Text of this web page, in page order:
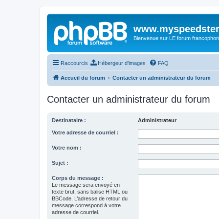
Bienvenue sur LE forum
Raccourcis Hébergeur d'images FAQ
Accueil du forum Contacter un administrateur du forum
Contacter un administrateur du forum
Destinataire : Administrateur
Votre adresse de courriel :
Votre nom :
Sujet :
Corps du message :
Le message sera envoyé en
texte brut, sans balise HTML ou
BBCode. L’adresse de retour du
message correspond à votre
adresse de courriel.